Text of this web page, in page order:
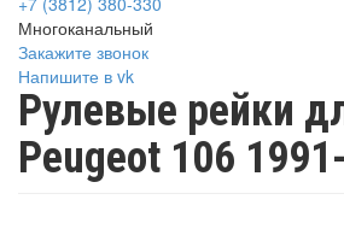
Многоканальный
Закажите звонок
Напишите в vk
Рулевые рейки
Peugeot 106